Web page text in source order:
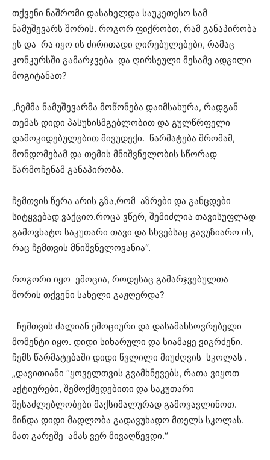
თქვენი ნაშრომი დასახელდა საუკეთესო სამ
ნამუშევარს შორის. როგორ ფიქრობთ, რამ განაპირობა
ეს და რა იყო ის ძირითადი ღირებულებები, რამაც
კონკურსში გამარჯვება და ღირსეული მესამე ადგილი
მოგიტანათ?
„ჩემმა ნამუშევარმა მოწონება დაიმსახურა, რადგან
თემას დიდი პასუხისმგებლობით და გულწრფელი
დამოკიდებულებით მივუდექი. წარმატება შრომამ,
მონდომებამ და თემის მნიშვნელობის სწორად
წარმოჩენამ განაპირობა.
ჩემთვის წერა არის გზა,რომ აზრები და განცდები
სიტყვებად ვაქციო.როცა ვწერ, შემიძლია თავისუფლად
გამოვხატო საკუთარი თავი და სხვებსაც გავუზიარო ის,
რაც ჩემთვის მნიშვნელოვანია“.
როგორი იყო ემოცია, როდესაც გამარჯვებულთა
შორის თქვენი სახელი გაჟღერდა?
ჩემთვის ძალიან ემოციური და დასამახსოვრებელი
მომენტი იყო. დიდი სიხარული და სიამაყე ვიგრძენი.
ჩემს წარმატებაში დიდი წვლილი მიუძღვის სკოლას .
„დავითიანი “ყოველთვის გვამხნევებს, რათა ვიყოთ
აქტიურები, შემოქმედებითი და საკუთარი
შესაძლებლობები მაქსიმალურად გამოვავლინოთ.
მინდა დიდი მადლობა გადავუხადო მთელს სკოლას.
მათ გარეშე ამას ვერ მივაღწევდი.“